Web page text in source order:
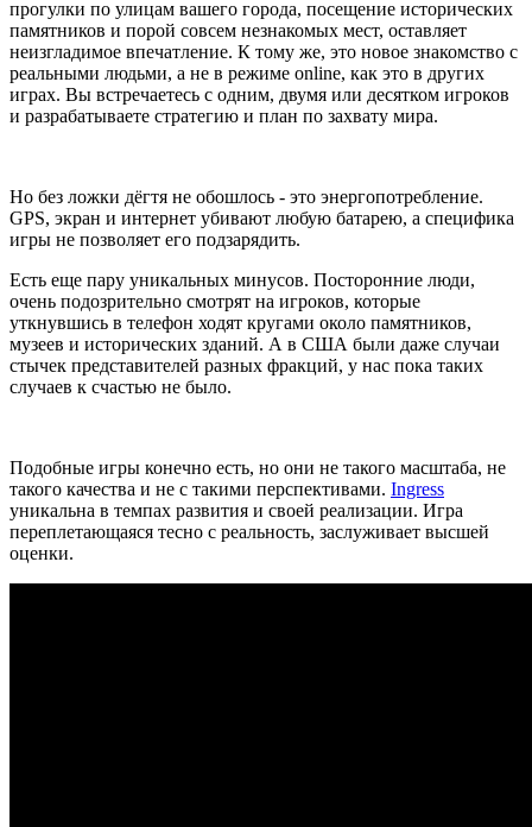
прогулки по улицам вашего города, посещение исторических
памятников и порой совсем незнакомых мест, оставляет
неизгладимое впечатление. К тому же, это новое знакомство с
реальными людьми, а не в режиме online, как это в других
играх. Вы встречаетесь с одним, двумя или десятком игроков
и разрабатываете стратегию и план по захвату мира.
Но без ложки дёгтя не обошлось - это энергопотребление.
GPS, экран и интернет убивают любую батарею, а специфика
игры не позволяет его подзарядить.
Есть еще пару уникальных минусов. Посторонние люди,
очень подозрительно смотрят на игроков, которые
уткнувшись в телефон ходят кругами около памятников,
музеев и исторических зданий. А в США были даже случаи
стычек представителей разных фракций, у нас пока таких
случаев к счастью не было.
Подобные игры конечно есть, но они не такого масштаба, не
такого качества и не с такими перспективами. Ingress
уникальна в темпах развития и своей реализации. Игра
переплетающаяся тесно с реальность, заслуживает высшей
оценки.